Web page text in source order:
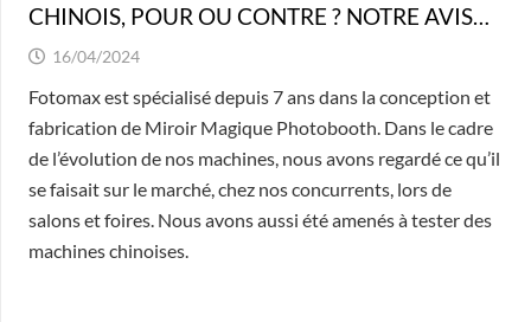
CHINOIS, POUR OU CONTRE ? NOTRE AVIS…
16/04/2024
Fotomax est spécialisé depuis 7 ans dans la conception et
fabrication de Miroir Magique Photobooth. Dans le cadre
de l’évolution de nos machines, nous avons regardé ce qu’il
se faisait sur le marché, chez nos concurrents, lors de
salons et foires. Nous avons aussi été amenés à tester des
machines chinoises.